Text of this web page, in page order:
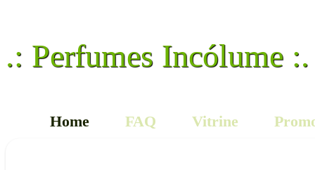
.: Perfumes Incólume :.
Home FAQ Vitrine